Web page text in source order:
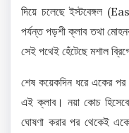
দিয়ে চলেছে ইস্টবেঙ্গল
পর্যন্ত পড়শী ক্লাব তথা
সেই পথেই হেঁটেছে‌ মশাল
শেষ কয়েকদিন ধরে একের
এই ক্লাব। নয়া কোচ
ঘোষণা করার পর থেকেই